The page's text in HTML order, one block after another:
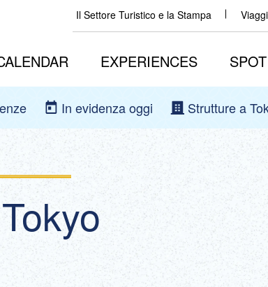
Il Settore Turistico e la Stampa
EXPERIENCES SPOT
中文
中
In evidenza oggi Strutture a